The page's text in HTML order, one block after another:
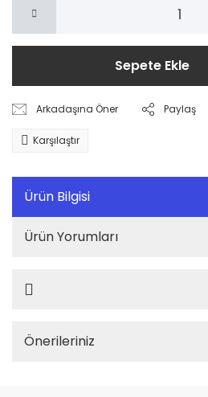
Sepete Ekle
Arkadaşına Öner Paylaş
Karşılaştır
Ürün Bilgisi
Ürün Yorumları
Önerileriniz